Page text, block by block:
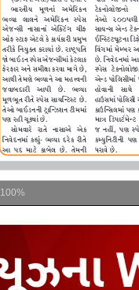
100%